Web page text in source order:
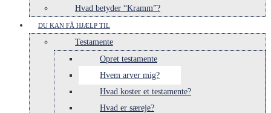
Hvad betyder “Kramm”?
DU KAN FÅ HJÆLP TIL
Testamente
Opret testamente
Hvem arver mig?
Hvad koster et testamente?
Hvad er særeje?